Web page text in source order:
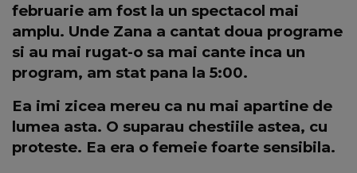
februarie am fost la un spectacol mai
amplu. Unde Zana a cantat doua programe
si au mai rugat-o sa mai cante inca un
program, am stat pana la 5:00.
Ea imi zicea mereu ca nu mai apartine de
lumea asta. O suparau chestiile astea, cu
proteste. Ea era o femeie foarte sensibila.